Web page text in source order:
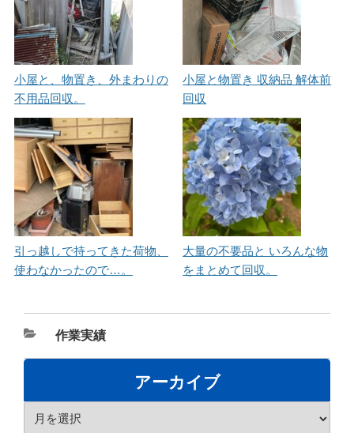
小屋と、物置き、外まわりの
不用品回収。
小屋と物置き 収納品 解体前
回収
引っ越しで持ってきた荷物、
使わなかったので…。
大量の不要品と いろんな物
をまとめて回収。
カ
テ
ー
作業実績
アーカイブ